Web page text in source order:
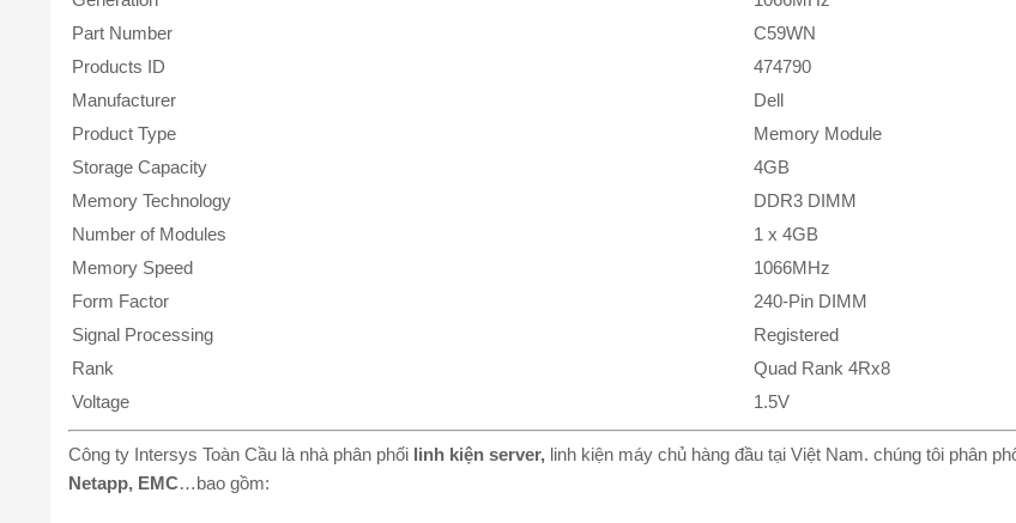
Part Number
C59WN
Products ID
474790
Manufacturer
Dell
Product Type
Memory Module
Storage Capacity
4GB
Memory Technology
DDR3 DIMM
Number of Modules
1 x 4GB
Memory Speed
1066MHz
Form Factor
240-Pin DIMM
Signal Processing
Registered
Rank
Quad Rank 4Rx8
Voltage
1.5V
Công ty Intersys Toàn Cầu là nhà phân phối linh kiện server, linh kiện máy chủ hàng đầu tại Việt Nam. chúng tôi phân
Netapp, EMC…bao gồm: